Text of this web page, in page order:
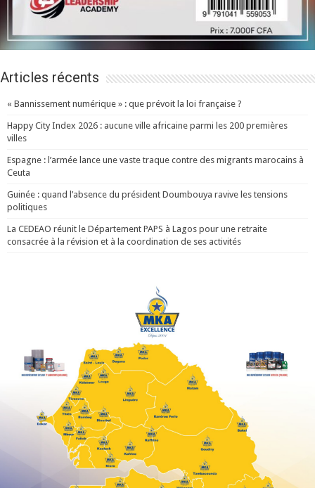
Articles récents
« Bannissement numérique » : que prévoit la loi française ?
Happy City Index 2026 : aucune ville africaine parmi les 200 premières
villes
Espagne : l’armée lance une vaste traque contre des migrants marocains à
Ceuta
Guinée : quand l’absence du président Doumbouya ravive les tensions
politiques
La CEDEAO réunit le Département PAPS à Lagos pour une retraite
consacrée à la révision et à la coordination de ses activités